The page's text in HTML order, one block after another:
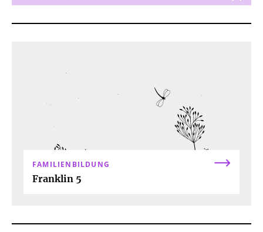
AUSFLUGSZIELE BERATUNG
ESSEN & TRINKEN FAMILIENBILDUNG
HEBAMME
LERNEN REISEN
FAMILIENBILDUNG
Franklin 5